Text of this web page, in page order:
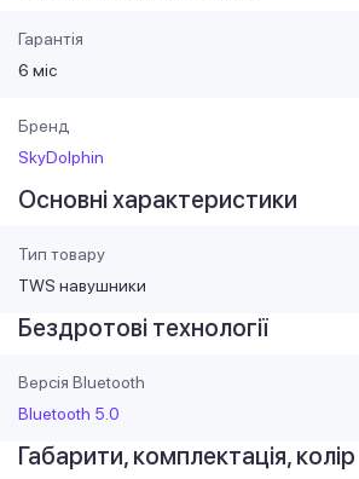
Гарантія
6 міс
Бренд
SkyDolphin
Основні характеристики
Тип товару
TWS навушники
Бездротові технології
Версія Bluetooth
Bluetooth 5.0
Габарити, комплектація, колір